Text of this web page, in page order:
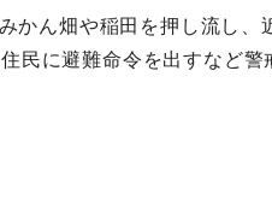
かん畑や稲田を押し流し、
民に避難命令を出すなど